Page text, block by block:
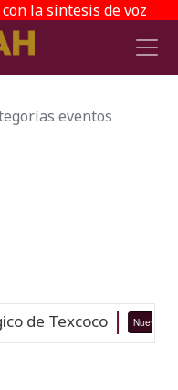
la síntesis de voz
eventos
de Texcoco Nuevo